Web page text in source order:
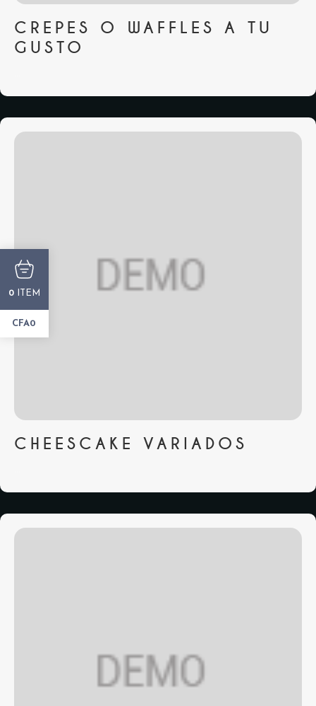
CREPES O WAFFLES A TU
GUSTO
CHEESCAKE VARIADOS
0 ITEM
CFA0